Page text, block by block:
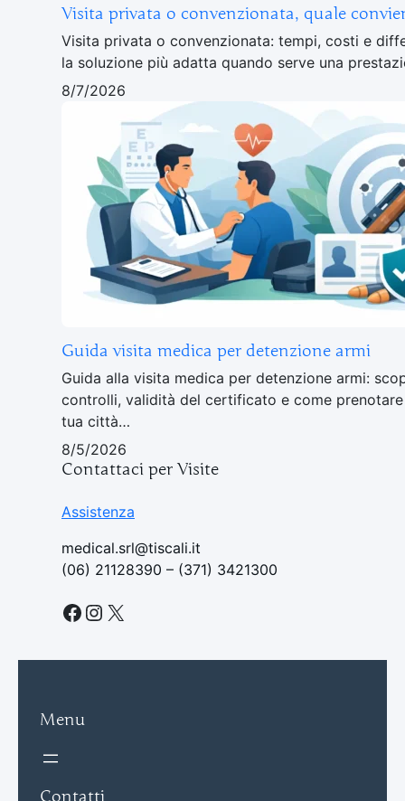
Visita privata o convenzionata, quale
Visita privata o convenzionata: tempi, costi e
la soluzione più adatta quando serve una
8/7/2026
Guida visita medica per detenzione armi
Guida alla visita medica per detenzione armi:
controlli, validità del certificato e come
tua città…
8/5/2026
Contattaci per Visite
Assistenza
medical.srl@tiscali.it
(06) 21128390 – (371) 3421300
Facebook Instagram X
Menu
Contatti